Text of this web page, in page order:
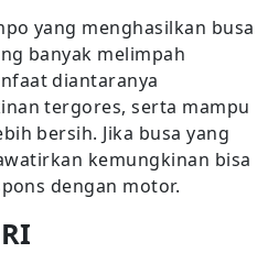
yang menghasilkan busa
banyak melimpah
diantaranya
tergores, serta mampu
bersih. Jika busa yang
kemungkinan bisa
dengan motor.